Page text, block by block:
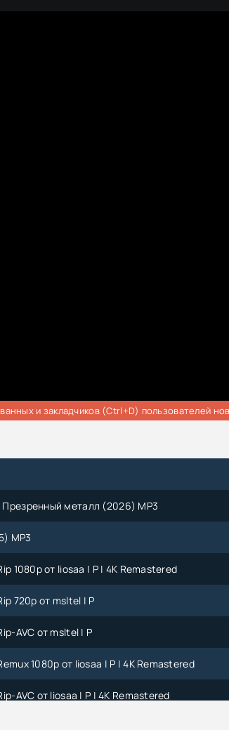
и закладчиков (Ctrl+D) пользователей
металл (2026) МР3
MP3
1080p от liosaa | P | 4K Remastered
720p от msltel | P
AVC от msltel | P
1080p от liosaa | P | 4K Remastered
AVC от liosaa | P | 4K Remastered
Час Презрения (2021) MP3